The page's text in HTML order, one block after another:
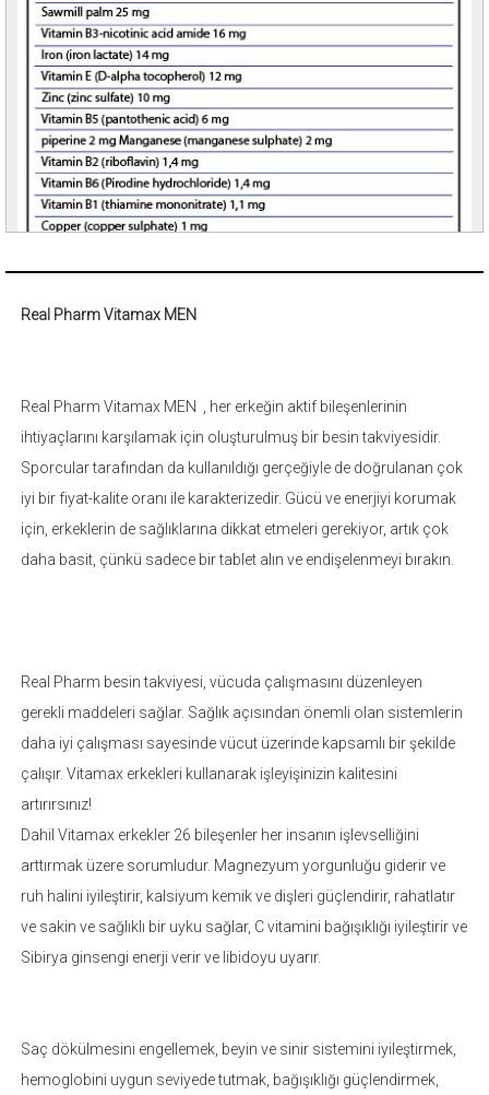
Real Pharm Vitamax MEN
Real Pharm Vitamax MEN , her erkeğin aktif bileşenlerinin
ihtiyaçlarını karşılamak için oluşturulmuş bir besin takviyesidir.
Sporcular tarafından da kullanıldığı gerçeğiyle de doğrulanan çok
iyi bir fiyat-kalite oranı ile karakterizedir. Gücü ve enerjiyi korumak
için, erkeklerin de sağlıklarına dikkat etmeleri gerekiyor, artık çok
daha basit, çünkü sadece bir tablet alın ve endişelenmeyi bırakın.
Real Pharm besin takviyesi, vücuda çalışmasını düzenleyen
gerekli maddeleri sağlar. Sağlık açısından önemli olan sistemlerin
daha iyi çalışması sayesinde vücut üzerinde kapsamlı bir şekilde
çalışır. Vitamax erkekleri kullanarak işleyişinizin kalitesini
artırırsınız!
Dahil Vitamax erkekler 26 bileşenler her insanın işlevselliğini
arttırmak üzere sorumludur. Magnezyum yorgunluğu giderir ve
ruh halini iyileştirir, kalsiyum kemik ve dişleri güçlendirir, rahatlatır
ve sakin ve sağlıklı bir uyku sağlar, C vitamini bağışıklığı iyileştirir ve
Sibirya ginsengi enerji verir ve libidoyu uyarır.
Saç dökülmesini engellemek, beyin ve sinir sistemini iyileştirmek,
hemoglobini uygun seviyede tutmak, bağışıklığı güçlendirmek,